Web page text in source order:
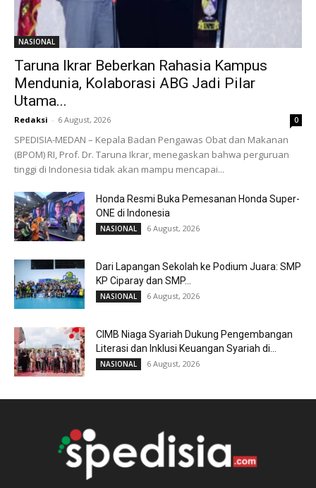
NASIONAL
Taruna Ikrar Beberkan Rahasia Kampus
Mendunia, Kolaborasi ABG Jadi Pilar
Utama...
Redaksi - 6 August, 2026 0
SPEDISIA-MEDAN – Kepala Badan Pengawas Obat dan Makanan
(BPOM) RI, Prof. Dr. Taruna Ikrar, menegaskan bahwa perguruan
tinggi di Indonesia tidak akan mampu mencapai...
Honda Resmi Buka Pemesanan Honda Super-
ONE di Indonesia
NASIONAL 6 August, 2026
Dari Lapangan Sekolah ke Podium Juara: SMP
KP Ciparay dan SMP...
NASIONAL 6 August, 2026
CIMB Niaga Syariah Dukung Pengembangan
Literasi dan Inklusi Keuangan Syariah di...
NASIONAL 6 August, 2026